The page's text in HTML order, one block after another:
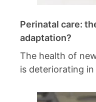
Perinatal care:
adaptation?
The health of
is deteriorating in